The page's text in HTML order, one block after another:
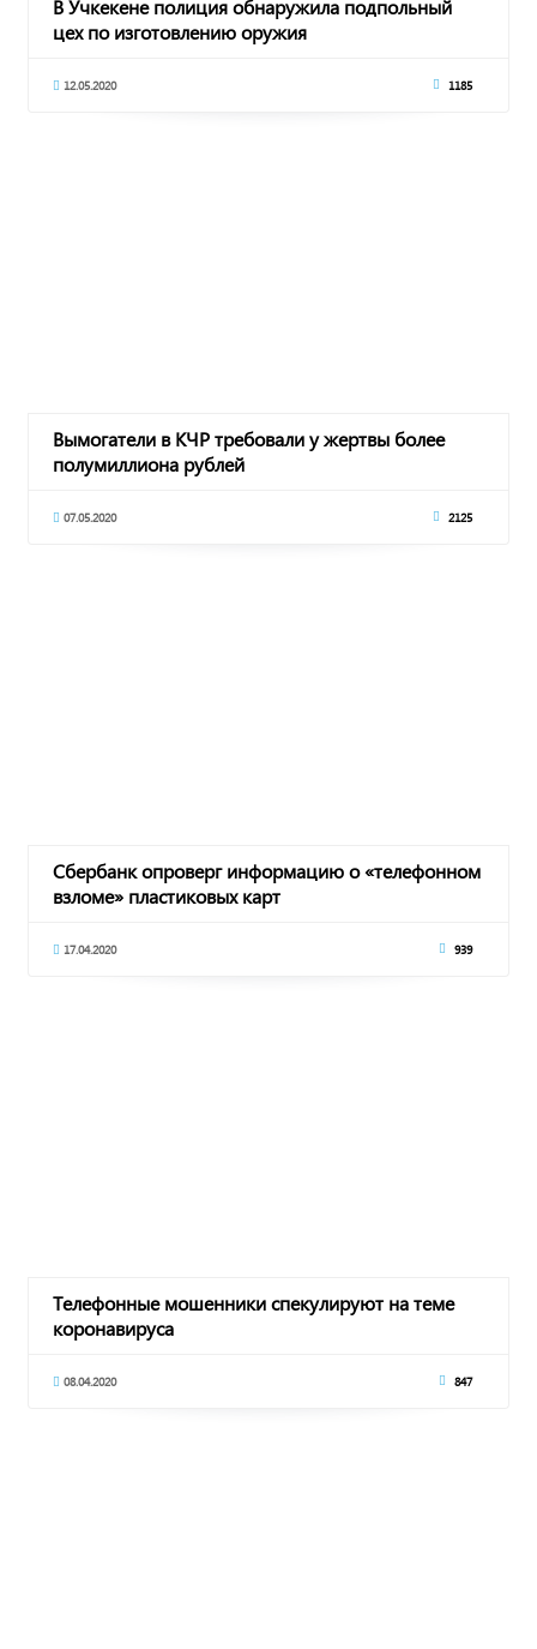
В Учкекене полиция обнаружила подпольный
цех по изготовлению оружия
12.05.2020 1185
Вымогатели в КЧР требовали у жертвы более
полумиллиона рублей
07.05.2020 2125
Сбербанк опроверг информацию о «телефонном
взломе» пластиковых карт
17.04.2020 939
Телефонные мошенники спекулируют на теме
коронавируса
08.04.2020 847